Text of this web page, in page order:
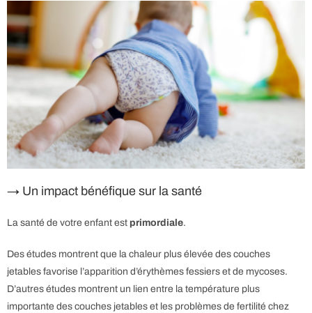
→ Un impact bénéfique sur la santé
La santé de votre enfant est primordiale.
Des études montrent que la chaleur plus élevée des couches
jetables favorise l’apparition d’érythèmes fessiers et de mycoses.
D’autres études montrent un lien entre la température plus
importante des couches jetables et les problèmes de fertilité chez